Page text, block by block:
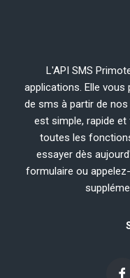
L'API SMS
applications. Elle
de sms à partir de nos
est simple, rapide
toutes les
essayer dès
formulaire ou